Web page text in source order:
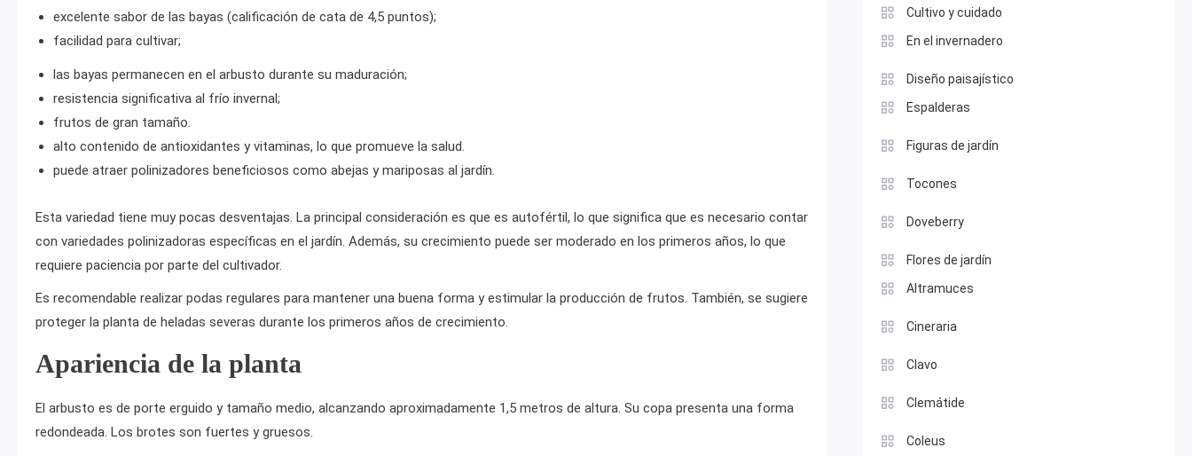
excelente sabor de las bayas (calificación de cata de 4,5 puntos);
facilidad para cultivar;
las bayas permanecen en el arbusto durante su maduración;
resistencia significativa al frío invernal;
frutos de gran tamaño.
alto contenido de antioxidantes y vitaminas, lo que promueve la salud.
puede atraer polinizadores beneficiosos como abejas y mariposas al jardín.
Esta variedad tiene muy pocas desventajas. La principal consideración es que es autofértil, lo que significa que es necesario contar
con variedades polinizadoras específicas en el jardín. Además, su crecimiento puede ser moderado en los primeros años, lo que
requiere paciencia por parte del cultivador.
Es recomendable realizar podas regulares para mantener una buena forma y estimular la producción de frutos. También, se sugiere
proteger la planta de heladas severas durante los primeros años de crecimiento.
Apariencia de la planta
El arbusto es de porte erguido y tamaño medio, alcanzando aproximadamente 1,5 metros de altura. Su copa presenta una forma
redondeada. Los brotes son fuertes y gruesos.
Cultivo y cuidado
En el invernadero
Diseño paisajístico
Espalderas
Figuras de jardín
Tocones
Doveberry
Flores de jardín
Altramuces
Cineraria
Clavo
Clemátide
Coleus